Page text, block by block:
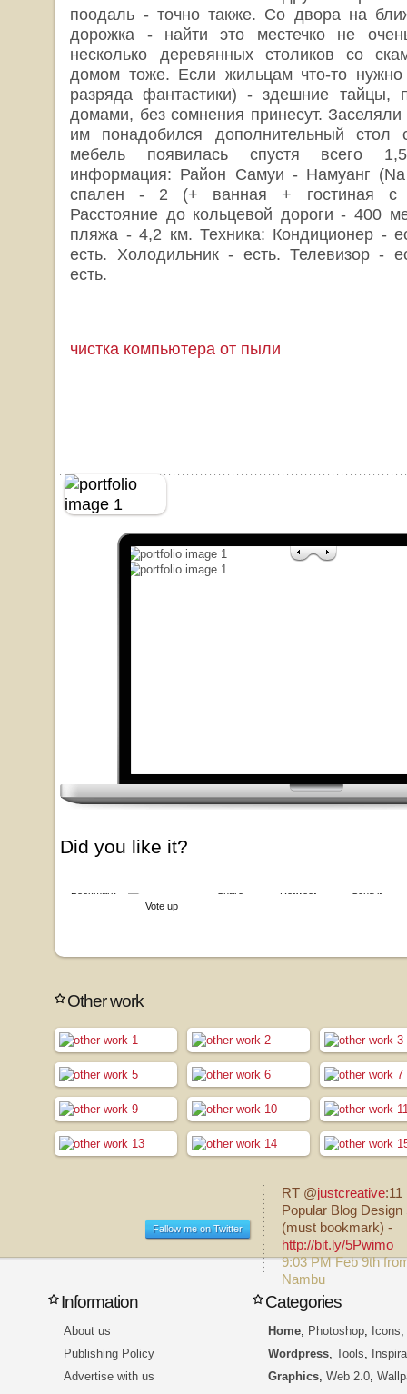
поодаль - точно также. Со двора на
дорожка - найти это местечко не
несколько деревянных столиков со
домом тоже. Если жильцам что-то
разряда фантастики) - здешние тайцы,
домами, без сомнения принесут.
им понадобился дополнительный
мебель появилась спустя всего
информация: Район Самуи - Намуанг (Na
спален - 2 (+ ванная + гостиная с
Расстояние до кольцевой дороги - 400
пляжа - 4,2 км. Техника: Кондиционер -
есть. Холодильник - есть. Телевизор -
есть.
чистка компьютера от пыли
Did you like it?
Vote up
Other work
Fallow me on Twitter
RT @justcreative:11
Popular Blog Design
(must bookmark) -
http://bit.ly/5Pwimo
9:03 PM Feb 9th
Nambu
Information
About us
Publishing Policy
Advertise with us
Categories
Home Photoshop Icons
Wordpress Tools
Graphics Web 2.0